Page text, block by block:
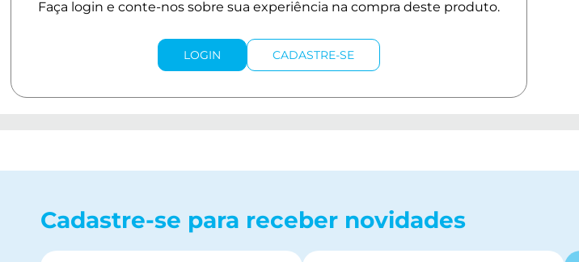
LOGIN CADASTRE-SE
Cadastre-se para receber novidades